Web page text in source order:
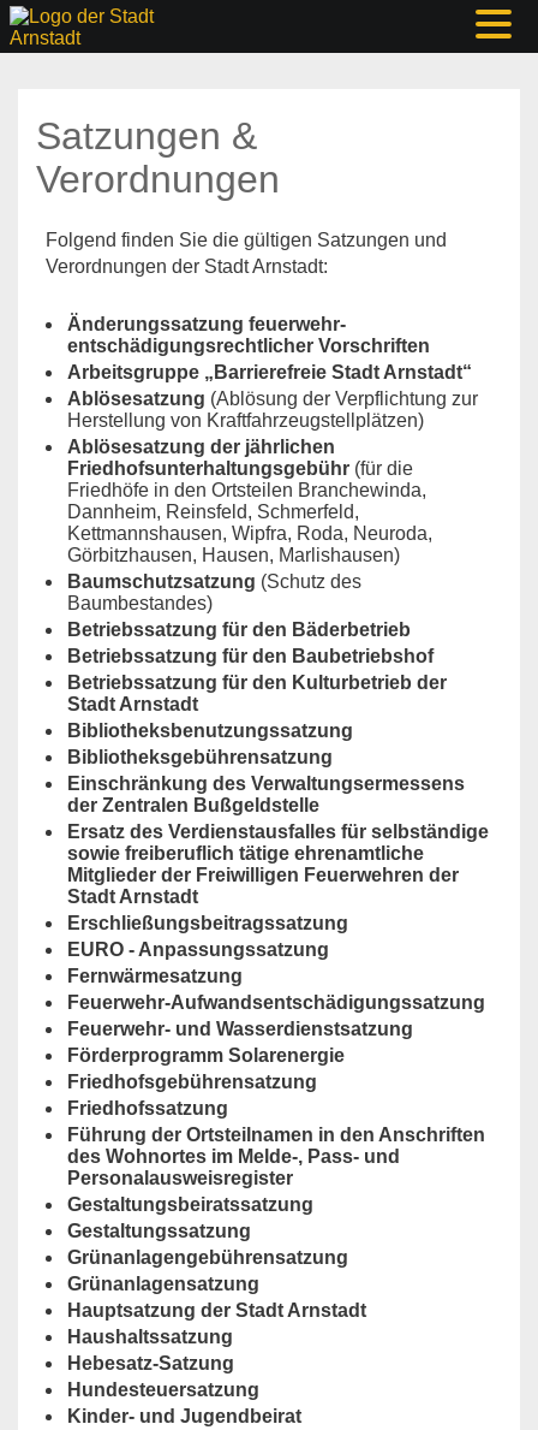
Satzungen &
Verordnungen
Folgend finden Sie die gültigen Satzungen und
Verordnungen der Stadt Arnstadt:
Änderungssatzung feuerwehr-
entschädigungsrechtlicher Vorschriften
Arbeitsgruppe „Barrierefreie Stadt Arnstadt“
Ablösesatzung (Ablösung der Verpflichtung zur
Herstellung von Kraftfahrzeugstellplätzen)
Ablösesatzung der jährlichen
Friedhofsunterhaltungsgebühr(für die
Friedhöfe in den Ortsteilen Branchewinda,
Dannheim, Reinsfeld, Schmerfeld,
Kettmannshausen, Wipfra, Roda, Neuroda,
Görbitzhausen, Hausen, Marlishausen)
Baumschutzsatzung (Schutz des
Baumbestandes)
Betriebssatzung für den Bäderbetrieb
Betriebssatzung für den Baubetriebshof
Betriebssatzung für den Kulturbetrieb der
Stadt Arnstadt
Bibliotheksbenutzungssatzung
Bibliotheksgebührensatzung
Einschränkung des Verwaltungsermessens
der Zentralen Bußgeldstelle
Ersatz des Verdienstausfalles für selbständige
sowie freiberuflich tätige ehrenamtliche
Mitglieder der Freiwilligen Feuerwehren der
Stadt Arnstadt
Erschließungsbeitragssatzung
EURO - Anpassungssatzung
Fernwärmesatzung
Feuerwehr-Aufwandsentschädigungssatzung
Feuerwehr- und Wasserdienstsatzung
Förderprogramm Solarenergie
Friedhofsgebührensatzung
Friedhofssatzung
Führung der Ortsteilnamen in den Anschriften
des Wohnortes im Melde-, Pass- und
Personalausweisregister
Gestaltungsbeiratssatzung
Gestaltungssatzung
Grünanlagengebührensatzung
Grünanlagensatzung
Hauptsatzung der Stadt Arnstadt
Haushaltssatzung
Hebesatz-Satzung
Hundesteuersatzung
Kinder- und Jugendbeirat